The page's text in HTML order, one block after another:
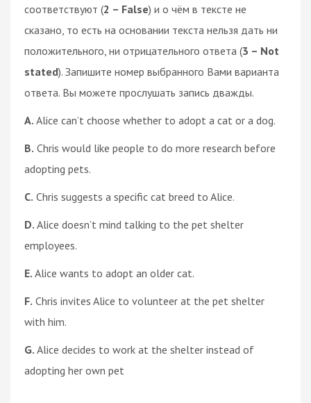
соответствуют (2 – False) и о чём в тексте не
сказано, то есть на основании текста нельзя дать ни
положительного, ни отрицательного ответа (3 – Not
stated). Запишите номер выбранного Вами варианта
ответа. Вы можете прослушать запись дважды.
A. Alice can’t choose whether to adopt a cat or a dog.
B. Chris would like people to do more research before
adopting pets.
C. Chris suggests a specific cat breed to Alice.
D. Alice doesn’t mind talking to the pet shelter
employees.
E. Alice wants to adopt an older cat.
F. Chris invites Alice to volunteer at the pet shelter
with him.
G. Alice decides to work at the shelter instead of
adopting her own pet